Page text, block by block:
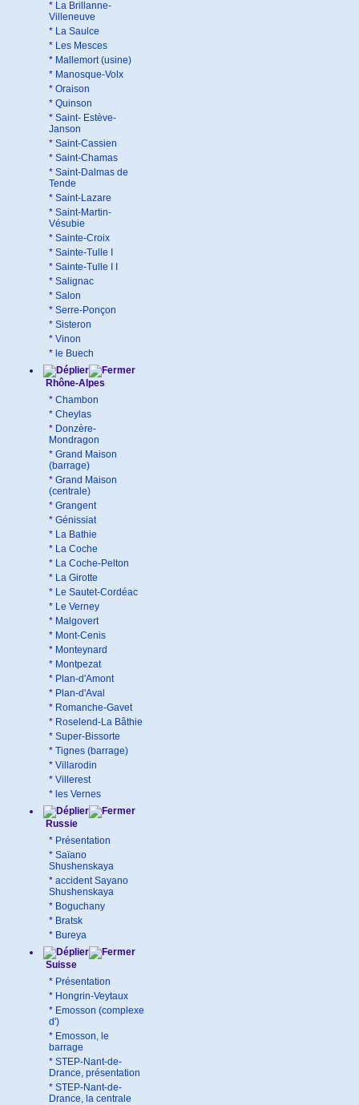
* La Brillanne-
Villeneuve
* La Saulce
* Les Mesces
* Mallemort (usine)
* Manosque-Volx
* Oraison
* Quinson
* Saint- Estève-
Janson
* Saint-Cassien
* Saint-Chamas
* Saint-Dalmas de
Tende
* Saint-Lazare
* Saint-Martin-
Vésubie
* Sainte-Croix
* Sainte-Tulle I
* Sainte-Tulle I I
* Salignac
* Salon
* Serre-Ponçon
* Sisteron
* Vinon
* le Buech
Rhône-Alpes
* Chambon
* Cheylas
* Donzère-
Mondragon
* Grand Maison
(barrage)
* Grand Maison
(centrale)
* Grangent
* Génissiat
* La Bathie
* La Coche
* La Coche-Pelton
* La Girotte
* Le Sautet-Cordéac
* Le Verney
* Malgovert
* Mont-Cenis
* Monteynard
* Montpezat
* Plan-d'Amont
* Plan-d'Aval
* Romanche-Gavet
* Roselend-La Bâthie
* Super-Bissorte
* Tignes (barrage)
* Villarodin
* Villerest
* les Vernes
Russie
* Présentation
* Saïano
Shushenskaya
* accident Sayano
Shushenskaya
* Boguchany
* Bratsk
* Bureya
Suisse
* Présentation
* Hongrin-Veytaux
* Emosson (complexe
d')
* Emosson, le
barrage
* STEP-Nant-de-
Drance, présentation
* STEP-Nant-de-
Drance, la centrale